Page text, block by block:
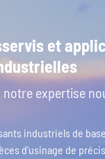
et
notre expertise
industriels de
d'usinage de